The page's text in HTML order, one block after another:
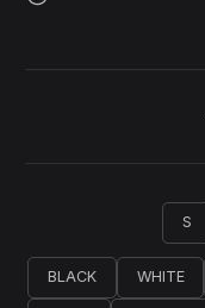
S
BLACK
WHITE